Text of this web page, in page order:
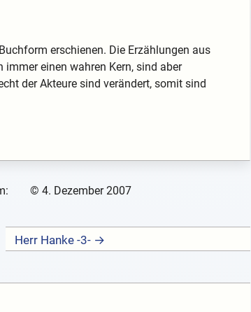
erschienen. Die Erzählungen aus
einen wahren Kern, sind aber
der Akteure sind verändert, somit sind
© 4. Dezember 2007
Herr Hanke -3- →